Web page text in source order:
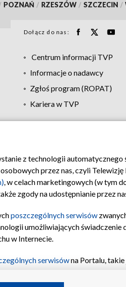
POZNAŃ / RZESZÓW / SZCZECIN /
Dołącz do nas:
Centrum informacji TVP
Informacje o nadawcy
Zgłoś program (ROPAT)
Kariera w TVP
Moje zgody
z technologii
przez nas, czyli Telewizję
, w celach marketingowych (w tym
zgody na udostępnianie przez
poszczególnych serwisów
umożliwiających świadczenie
w Internecie.
serwisówna Portalu,
informacji na urządzeniu lub